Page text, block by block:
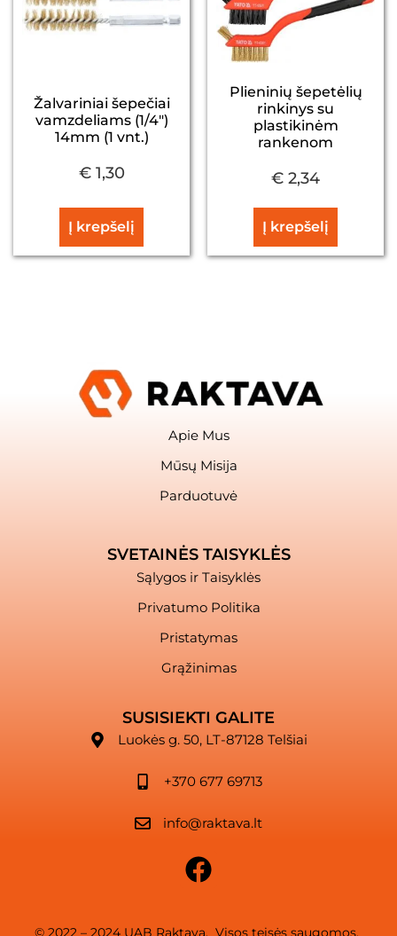
Žalvariniai šepečiai
vamzdeliams (1/4″)
14mm (1 vnt.)
€1,30
Į krepšelį
Plieninių šepetėlių
rinkinys su
plastikinėm
rankenom
€ 2,34
Į krepšelį
Apie Mus
Mūsų Misija
Parduotuvė
SVETAINĖS TAISYKLĖS
Sąlygos ir Taisyklės
Privatumo Politika
Pristatymas
Grąžinimas
SUSISIEKTI GALITE
Luokės g. 50, LT-87128 Telšiai
+370 677 69713
info@raktava.lt
© 2022 – 2024 UAB Raktava. Visos teisės saugomos.